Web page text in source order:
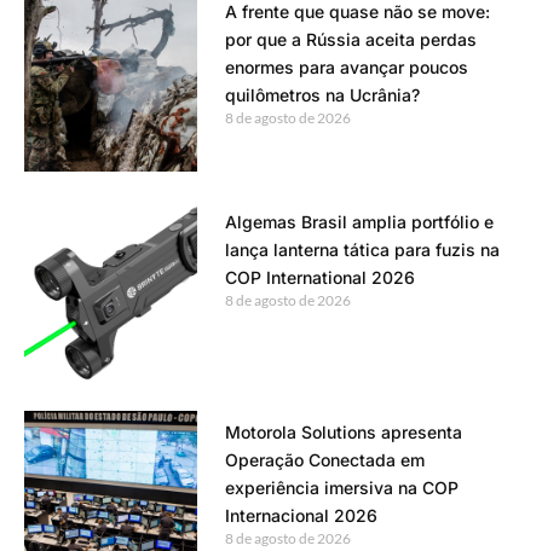
A frente que quase não se move:
por que a Rússia aceita perdas
enormes para avançar poucos
quilômetros na Ucrânia?
8 de agosto de 2026
Algemas Brasil amplia portfólio e
lança lanterna tática para fuzis na
COP International 2026
8 de agosto de 2026
Motorola Solutions apresenta
Operação Conectada em
experiência imersiva na COP
Internacional 2026
8 de agosto de 2026